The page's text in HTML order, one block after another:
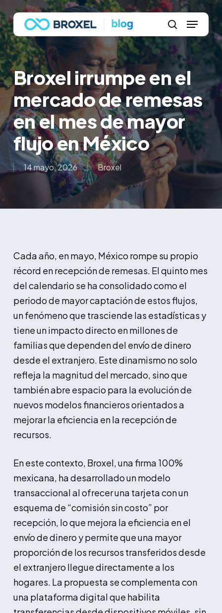
to
main
content
search
Menu
Broxel irrumpe en el
mercado de remesas
en el mes de mayor
flujo en México
14 mayo, 2026 Broxel
Cada año, en mayo, México rompe su propio
récord en recepción de remesas. El quinto mes
del calendario se ha consolidado como el
periodo de mayor captación de estos flujos,
un fenómeno que trasciende las estadísticas y
tiene un impacto directo en millones de
familias que dependen del envío de dinero
desde el extranjero. Este dinamismo no solo
refleja la magnitud del mercado, sino que
también abre espacio para la evolución de
nuevos modelos financieros orientados a
mejorar la eficiencia en la recepción de
recursos.
En este contexto, Broxel, una firma 100%
mexicana, ha desarrollado un modelo
transaccional al ofrecer una tarjeta con un
esquema de “comisión sin costo” por
recepción, lo que mejora la eficiencia en el
envío de dinero y permite que una mayor
proporción de los recursos transferidos desde
el extranjero llegue directamente a los
hogares. La propuesta se complementa con
una plataforma digital que habilita